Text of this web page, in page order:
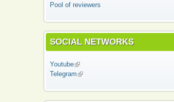
Pool of reviewers
SOCIAL NETWORKS
Youtube(link is external)
Telegram (link is external)